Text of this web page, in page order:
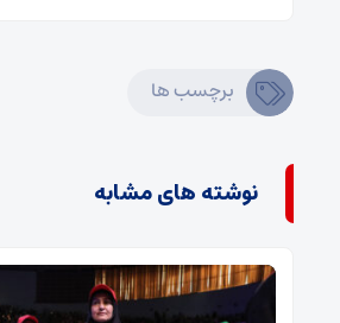
برچسب ها
نوشته های مشابه